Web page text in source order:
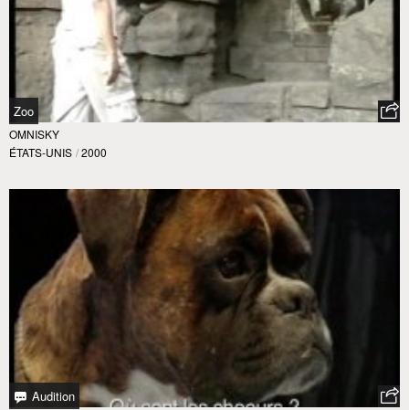
Zoo
OMNISKY
ÉTATS-UNIS / 2000
Audition